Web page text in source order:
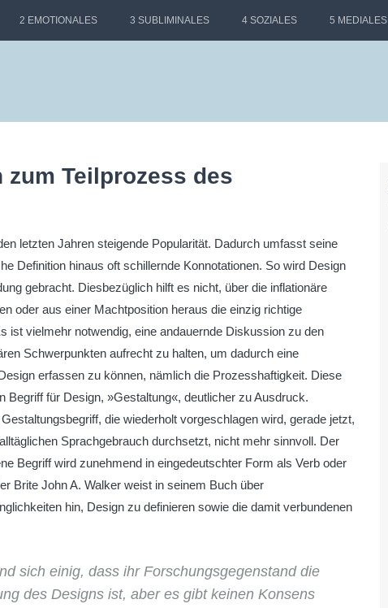
2 EMOTIONALES 3 SUBLIMINALES 4 SOZIALES 5 MEDIALES
zum Teilprozess des
letzten Jahren steigende Popularität. Dadurch umfasst seine
Definition hinaus oft schillernde Konnotationen. So wird Design
gebracht. Diesbezüglich hilft es nicht, über die inflationäre
oder aus einer Machtposition heraus die einzig richtige
ist vielmehr notwendig, eine andauernde Diskussion zu den
Schwerpunkten aufrecht zu halten, um dadurch eine
erfassen zu können, nämlich die Prozesshaftigkeit. Diese
Begriff für Design, »Gestaltung«, deutlicher zu Ausdruck.
die wiederholt vorgeschlagen wird, gerade jetzt,
Sprachgebrauch durchsetzt, nicht mehr sinnvoll. Der
Begriff wird zunehmend in eingedeutschter Form als Verb oder
Brite John A. Walker weist in seinem Buch über
hin, Design zu definieren sowie die damit verbundenen
sich einig, dass ihr Forschungsgegenstand die
des Designs ist, aber es gibt keinen Konsens